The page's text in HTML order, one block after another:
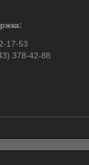
17-53
378-42-88